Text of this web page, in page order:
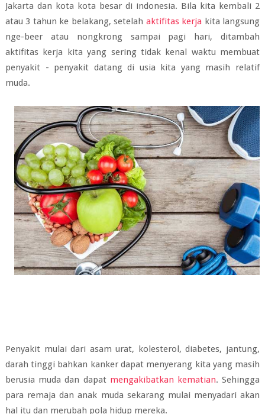
Jakarta dan kota kota besar di indonesia. Bila kita kembali 2
atau 3 tahun ke belakang, setelah aktifitas kerja kita langsung
nge-beer atau nongkrong sampai pagi hari, ditambah
aktifitas kerja kita yang sering tidak kenal waktu membuat
penyakit - penyakit datang di usia kita yang masih relatif
muda.
Penyakit mulai dari asam urat, kolesterol, diabetes, jantung,
darah tinggi bahkan kanker dapat menyerang kita yang masih
berusia muda dan dapat mengakibatkan kematian. Sehingga
para remaja dan anak muda sekarang mulai menyadari akan
hal itu dan merubah pola hidup mereka.